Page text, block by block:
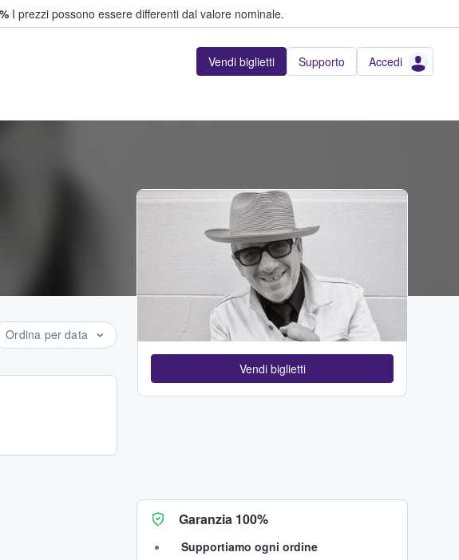
I prezzi possono essere differenti dal valore nominale.
Vendi biglietti Supporto Accedi
Ordina per data
Vendi biglietti
Garanzia 100%
Supportiamo ogni ordine